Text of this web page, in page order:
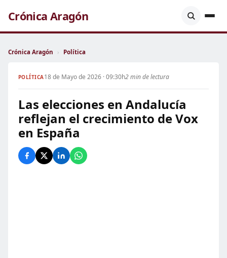
Crónica Aragón
Crónica Aragón › Política
POLÍTICA18 de Mayo de 2026 · 09:30h2 min de lectura
Las elecciones en Andalucía
reflejan el crecimiento de Vox
en España